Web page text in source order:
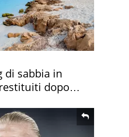
di sabbia in
dopo